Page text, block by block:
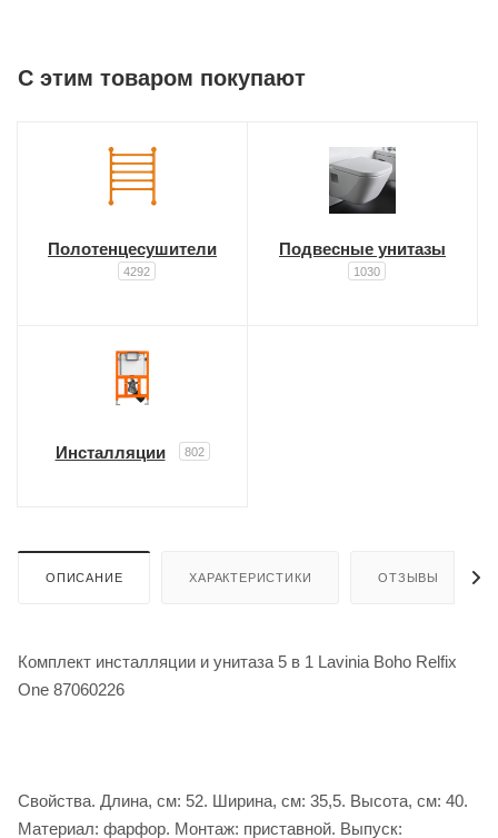
C этим товаром покупают
Полотенцесушители
4292
Подвесные унитазы
1030
Инсталляции 802
ОПИСАНИЕ ХАРАКТЕРИСТИКИ ОТЗЫВЫ
Комплект инсталляции и унитаза 5 в 1 Lavinia Boho Relfix
One 87060226
Свойства. Длина, см: 52. Ширина, см: 35,5. Высота, см: 40.
Материал: фарфор. Монтаж: приставной. Выпуск: